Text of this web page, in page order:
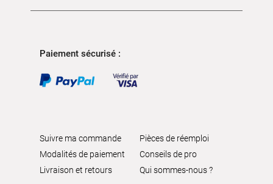
Paiement sécurisé :
Suivre ma commande
Modalités de paiement
Livraison et retours
Pièces de réemploi
Conseils de pro
Qui sommes-nous ?